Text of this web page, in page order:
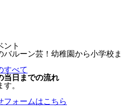
ント
ルーン芸！幼稚園から小学校ま
すべて
当日までの流れ
。
フォームはこちら